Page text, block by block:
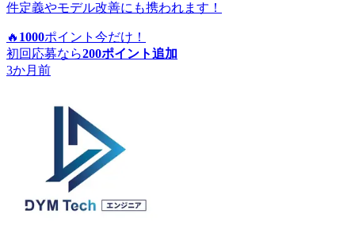
件定義やモデル改善にも携われます！
🔥 1000ポイント 今だけ！
初回応募なら200ポイント追加
3か月前